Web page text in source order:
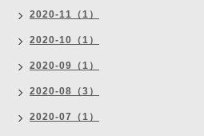
2020-11（1）
2020-10（1）
2020-09（1）
2020-08（3）
2020-07（1）